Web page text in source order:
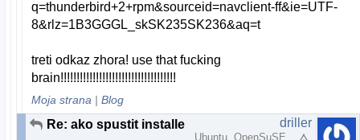
q=thunderbird+2+rpm&sourceid=navclient-ff&ie=UTF-
8&rlz=1B3GGGL_skSK235SK236&aq=t
treti odkaz zhora! use that fucking
brain!!!!!!!!!!!!!!!!!!!!!!!!!!!!!!!!!!!!
Moja strana |Blog
Re: ako spustit installer? driller
Ubuntu, OpenSuSE